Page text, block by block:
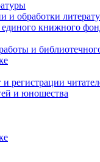
и обработки
книжного
и
регистрации
и юношества